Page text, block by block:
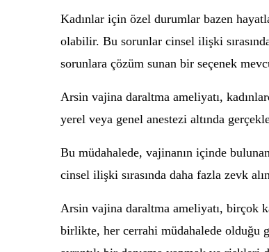
Kadınlar için özel durumlar bazen
olabilir. Bu sorunlar cinsel ilişki
sorunlara çözüm sunan bir seçenek
Arsin vajina daraltma ameliyatı,
yerel veya genel anestezi altında
Bu müdahalede, vajinanın içinde
cinsel ilişki sırasında daha fazla zevk
Arsin vajina daraltma ameliyatı, birçok
birlikte, her cerrahi müdahalede olduğu